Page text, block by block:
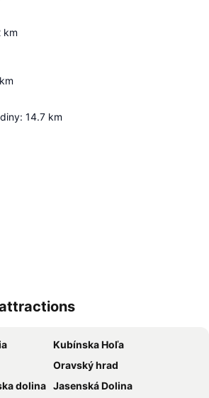
km
km
: 14.7 km
Kubínska Hoľa
Oravský hrad
dolina Jasenská Dolina